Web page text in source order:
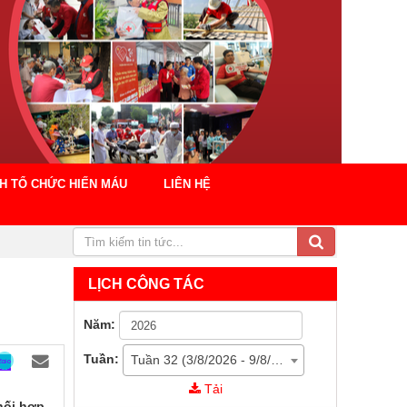
TỔ CHỨC HIẾN MÁU LIÊN HỆ
LỊCH CÔNG TÁC
Năm:
Tuần:
Tải